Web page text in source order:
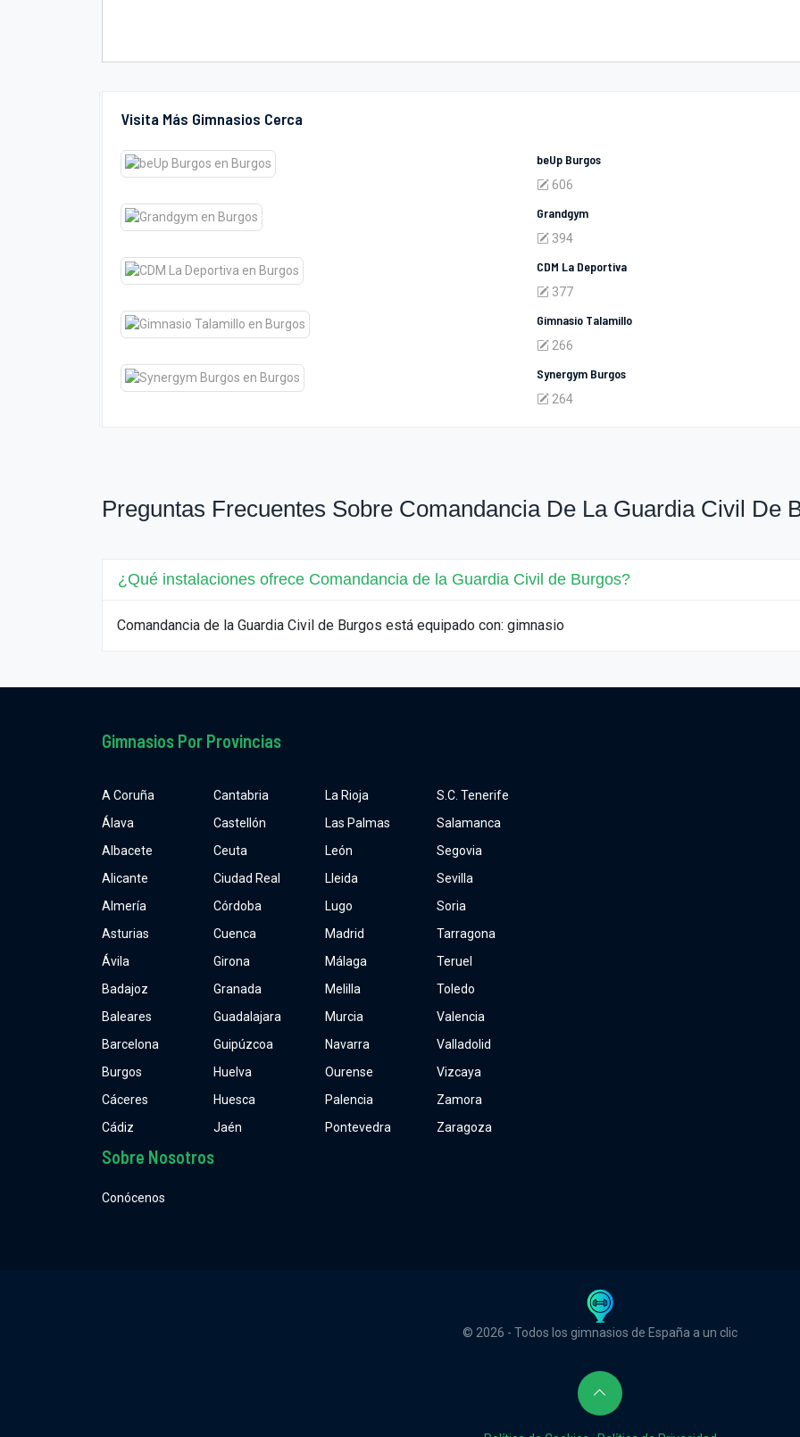
Visita Más Gimnasios Cerca
beUp Burgos
606
Grandgym
394
CDM La Deportiva
377
Gimnasio Talamillo
266
Synergym Burgos
264
Preguntas Frecuentes Sobre Comandancia De La Guardia Civil De
¿Qué instalaciones ofrece Comandancia de la Guardia Civil de Burgos?
Comandancia de la Guardia Civil de Burgos está equipado con: gimnasio
Gimnasios Por Provincias
A Coruña
Álava
Albacete
Alicante
Almería
Asturias
Ávila
Badajoz
Baleares
Barcelona
Burgos
Cáceres
Cádiz
Cantabria
Castellón
Ceuta
Ciudad Real
Córdoba
Cuenca
Girona
Granada
Guadalajara
Guipúzcoa
Huelva
Huesca
Jaén
La Rioja
Las Palmas
León
Lleida
Lugo
Madrid
Málaga
Melilla
Murcia
Navarra
Ourense
Palencia
Pontevedra
S.C. Tenerife
Salamanca
Segovia
Sevilla
Soria
Tarragona
Teruel
Toledo
Valencia
Valladolid
Vizcaya
Zamora
Zaragoza
Sobre Nosotros
Conócenos
© 2026 - Todos los gimnasios de España a un clic